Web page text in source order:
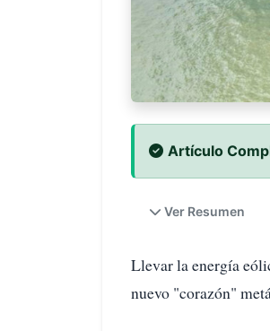
Artículo
Ver Resumen
Llevar la energía
nuevo "corazón"